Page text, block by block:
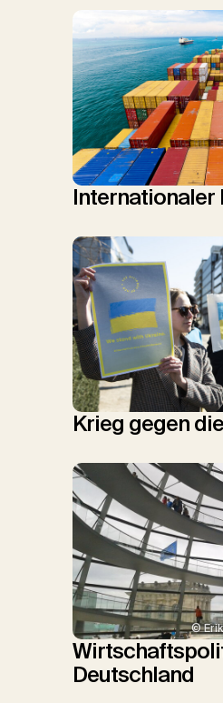
Internationaler
Krieg gegen
©
Deutschland